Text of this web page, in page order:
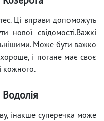
Ці вправи допоможуть
нової свідомості.Важкі
Може бути важко
і погане має своє
кожного.
інакше суперечка може